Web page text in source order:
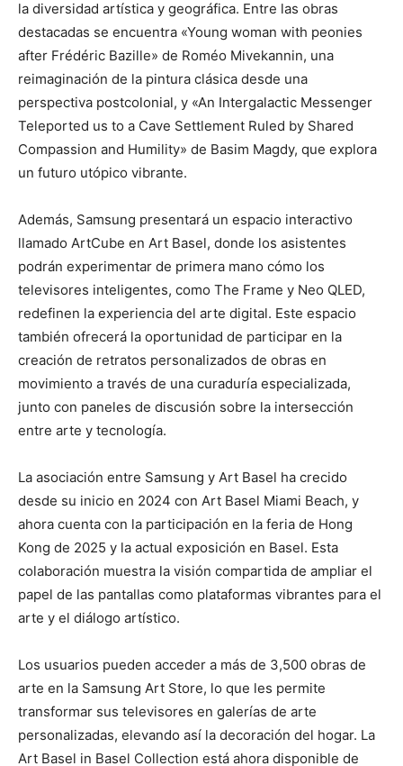
la diversidad artística y geográfica. Entre las obras
destacadas se encuentra «Young woman with peonies
after Frédéric Bazille» de Roméo Mivekannin, una
reimaginación de la pintura clásica desde una
perspectiva postcolonial, y «An Intergalactic Messenger
Teleported us to a Cave Settlement Ruled by Shared
Compassion and Humility» de Basim Magdy, que explora
un futuro utópico vibrante.
Además, Samsung presentará un espacio interactivo
llamado ArtCube en Art Basel, donde los asistentes
podrán experimentar de primera mano cómo los
televisores inteligentes, como The Frame y Neo QLED,
redefinen la experiencia del arte digital. Este espacio
también ofrecerá la oportunidad de participar en la
creación de retratos personalizados de obras en
movimiento a través de una curaduría especializada,
junto con paneles de discusión sobre la intersección
entre arte y tecnología.
La asociación entre Samsung y Art Basel ha crecido
desde su inicio en 2024 con Art Basel Miami Beach, y
ahora cuenta con la participación en la feria de Hong
Kong de 2025 y la actual exposición en Basel. Esta
colaboración muestra la visión compartida de ampliar el
papel de las pantallas como plataformas vibrantes para el
arte y el diálogo artístico.
Los usuarios pueden acceder a más de 3,500 obras de
arte en la Samsung Art Store, lo que les permite
transformar sus televisores en galerías de arte
personalizadas, elevando así la decoración del hogar. La
Art Basel in Basel Collection está ahora disponible de